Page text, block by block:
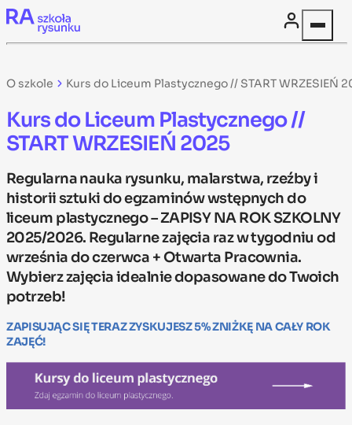
Skip to content
O szkole Kurs do Liceum Plastycznego // START WRZESIEŃ
Kurs do Liceum Plastycznego //
START WRZESIEŃ 2025
Regularna nauka rysunku, malarstwa, rzeźby i
historii sztuki do egzaminów wstępnych do
liceum plastycznego – ZAPISY NA ROK SZKOLNY
2025/2026. Regularne zajęcia raz w tygodniu od
września do czerwca + Otwarta Pracownia.
Wybierz zajęcia idealnie dopasowane do Twoich
potrzeb!
ZAPISUJĄC SIĘ TERAZ ZYSKUJESZ 5% ZNIŻKĘ NA CAŁY ROK
ZAJĘĆ!